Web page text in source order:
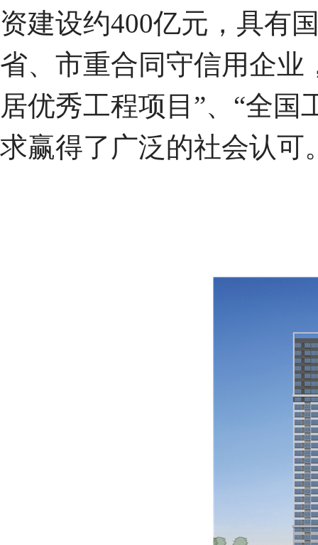
资建设约400亿元，具有
省、市重合同守信用企业
居优秀工程项目”、“全国
求赢得了广泛的社会认可